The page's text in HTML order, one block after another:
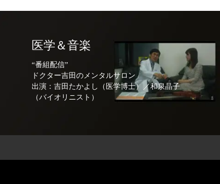
医学＆音楽
“番組配信”
ドクター吉田のメンタルサロン
出演：吉田たかよし（医学博士）／和泉晶子
（バイオリニスト）